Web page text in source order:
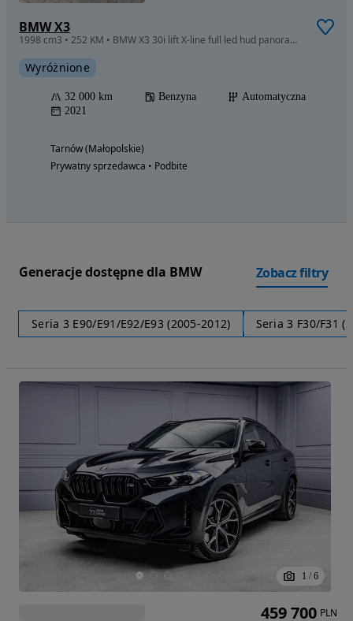
BMW X3
1998 cm3 • 252 KM • BMW X3 30i lift X-line full led hud panorama navi alarm p. rej 2022
Wyróżnione
32 000 km Benzyna
Automatyczna
2021
Tarnów (Małopolskie)
Prywatny sprzedawca • Podbite
Generacje dostępne dla BMW Zobacz filtry
Seria 3 E90/E91/E92/E93 (2005-2012) Seria 3 F30/F31
1 / 6
459 700 PLN